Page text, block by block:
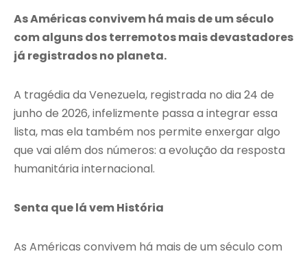
As Américas convivem há mais de um século
com alguns dos terremotos mais devastadores
já registrados no planeta.
A tragédia da Venezuela, registrada no dia 24 de
junho de 2026, infelizmente passa a integrar essa
lista, mas ela também nos permite enxergar algo
que vai além dos números: a evolução da resposta
humanitária internacional.
Senta que lá vem História
As Américas convivem há mais de um século com